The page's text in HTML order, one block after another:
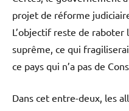
projet de réforme
L’objectif reste de
suprême, ce qui
ce pays qui n’a pas de
Dans cet entre-deux, les